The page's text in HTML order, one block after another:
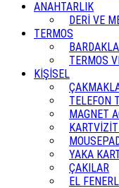
ANAHTARLIK
DERİ VE
TERMOS
TERMOS
KİŞİSEL
TELEFON
MAGNET
YAKA
ÇAKILAR
EL